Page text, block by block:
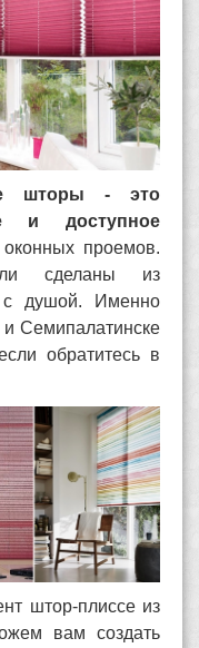
шторы - это
и доступное
проемов.
сделаны из
с душой. Именно
Семипалатинске
обратитесь в
штор-плиссе из
вам создать